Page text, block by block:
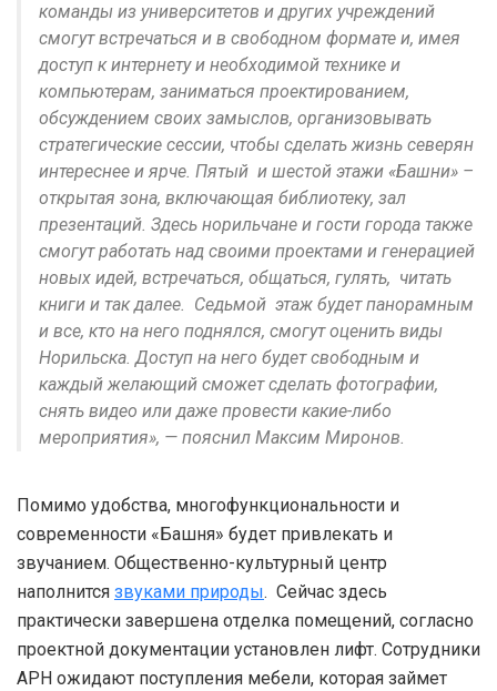
команды из университетов и других учреждений
смогут встречаться и в свободном формате и, имея
доступ к интернету и необходимой технике и
компьютерам, заниматься проектированием,
обсуждением своих замыслов, организовывать
стратегические сессии, чтобы сделать жизнь северян
интереснее и ярче. Пятый и шестой этажи «Башни» –
открытая зона, включающая библиотеку, зал
презентаций. Здесь норильчане и гости города также
смогут работать над своими проектами и генерацией
новых идей, встречаться, общаться, гулять, читать
книги и так далее. Седьмой этаж будет панорамным
и все, кто на него поднялся, смогут оценить виды
Норильска. Доступ на него будет свободным и
каждый желающий сможет сделать фотографии,
снять видео или даже провести какие-либо
мероприятия», — пояснил Максим Миронов.
Помимо удобства, многофункциональности и
современности «Башня» будет привлекать и
звучанием. Общественно-культурный центр
наполнится звуками природы. Сейчас здесь
практически завершена отделка помещений, согласно
проектной документации установлен лифт. Сотрудники
АРН ожидают поступления мебели, которая займет